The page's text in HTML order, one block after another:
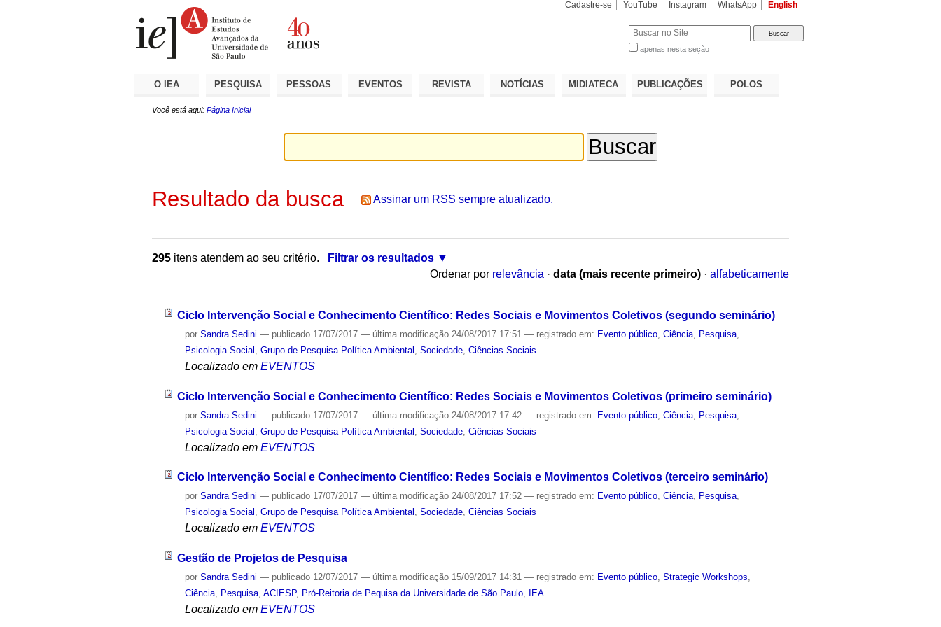
Cadastre-se YouTube Instagram WhatsApp English
apenas nesta seção
O IEA PESQUISA PESSOAS EVENTOS REVISTA NOTÍCIAS MIDIATECA PUBLICAÇÕES POLOS
Você está aqui: Página Inicial
Resultado da busca Assinar um RSS sempre atualizado.
295 itens atendem ao seu critério.
Filtrar os resultados
Ordenar por relevância · data (mais recente primeiro) · alfabeticamente
Ciclo Intervenção Social e Conhecimento Científico: Redes Sociais e Movimentos Coletivos (segundo seminário)
porSandra Sedini — publicado 17/07/2017— última modificação 24/08/2017 17:51— registrado em: Evento público ,Ciência Pesquisa
Psicologia Social
,Grupo de Pesquisa Política Ambiental ,Sociedade ,Ciências Sociais
Localizado em EVENTOS
Ciclo Intervenção Social e Conhecimento Científico: Redes Sociais e Movimentos Coletivos (primeiro seminário)
porSandra Sedini — publicado 17/07/2017— última modificação 24/08/2017 17:42— registrado em: Evento público ,Ciência Pesquisa
Psicologia Social ,Grupo de Pesquisa Política Ambiental ,Sociedade ,Ciências Sociais
Localizado em EVENTOS
Ciclo Intervenção Social e Conhecimento Científico: Redes Sociais e Movimentos Coletivos (terceiro seminário)
porSandra Sedini — publicado 17/07/2017— última modificação 24/08/2017 17:52— registrado em: Evento público,Ciência, Pesquisa,
Psicologia Social ,Grupo de Pesquisa Política Ambiental ,Sociedade,Ciências Sociais
Localizado em EVENTOS
Gestão de Projetos de Pesquisa
porSandra Sedini — publicado 12/07/2017— última modificação 15/09/2017 14:31— registrado em: Evento público,Strategic Workshops,
Ciência, Pesquisa,ACIESP, Pró-Reitoria de Pequisa da Universidade de São Paulo, IEA
Localizado em EVENTOS